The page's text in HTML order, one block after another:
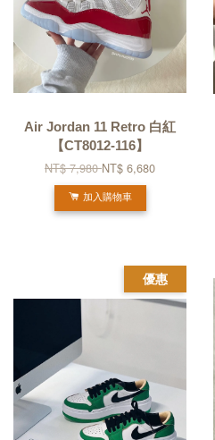
Air Jordan 11 Retro 白紅
【CT8012-116】
NT$ 7,980NT$ 6,680
加入購物車
優惠